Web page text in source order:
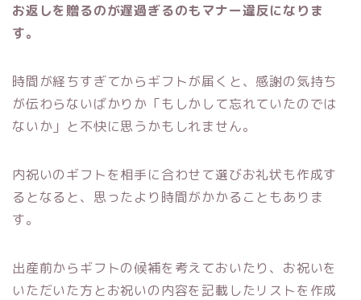
お返しを贈るのが遅過ぎるのもマナー違反になりま
す。
時間が経ちすぎてからギフトが届くと、感謝の気持ち
が伝わらないばかりか「もしかして忘れていたのでは
ないか」と不快に思うかもしれません。
内祝いのギフトを相手に合わせて選びお礼状も作成す
るとなると、思ったより時間がかかることもありま
す。
出産前からギフトの候補を考えておいたり、お祝いを
いただいた方とお祝いの内容を記載したリストを作成